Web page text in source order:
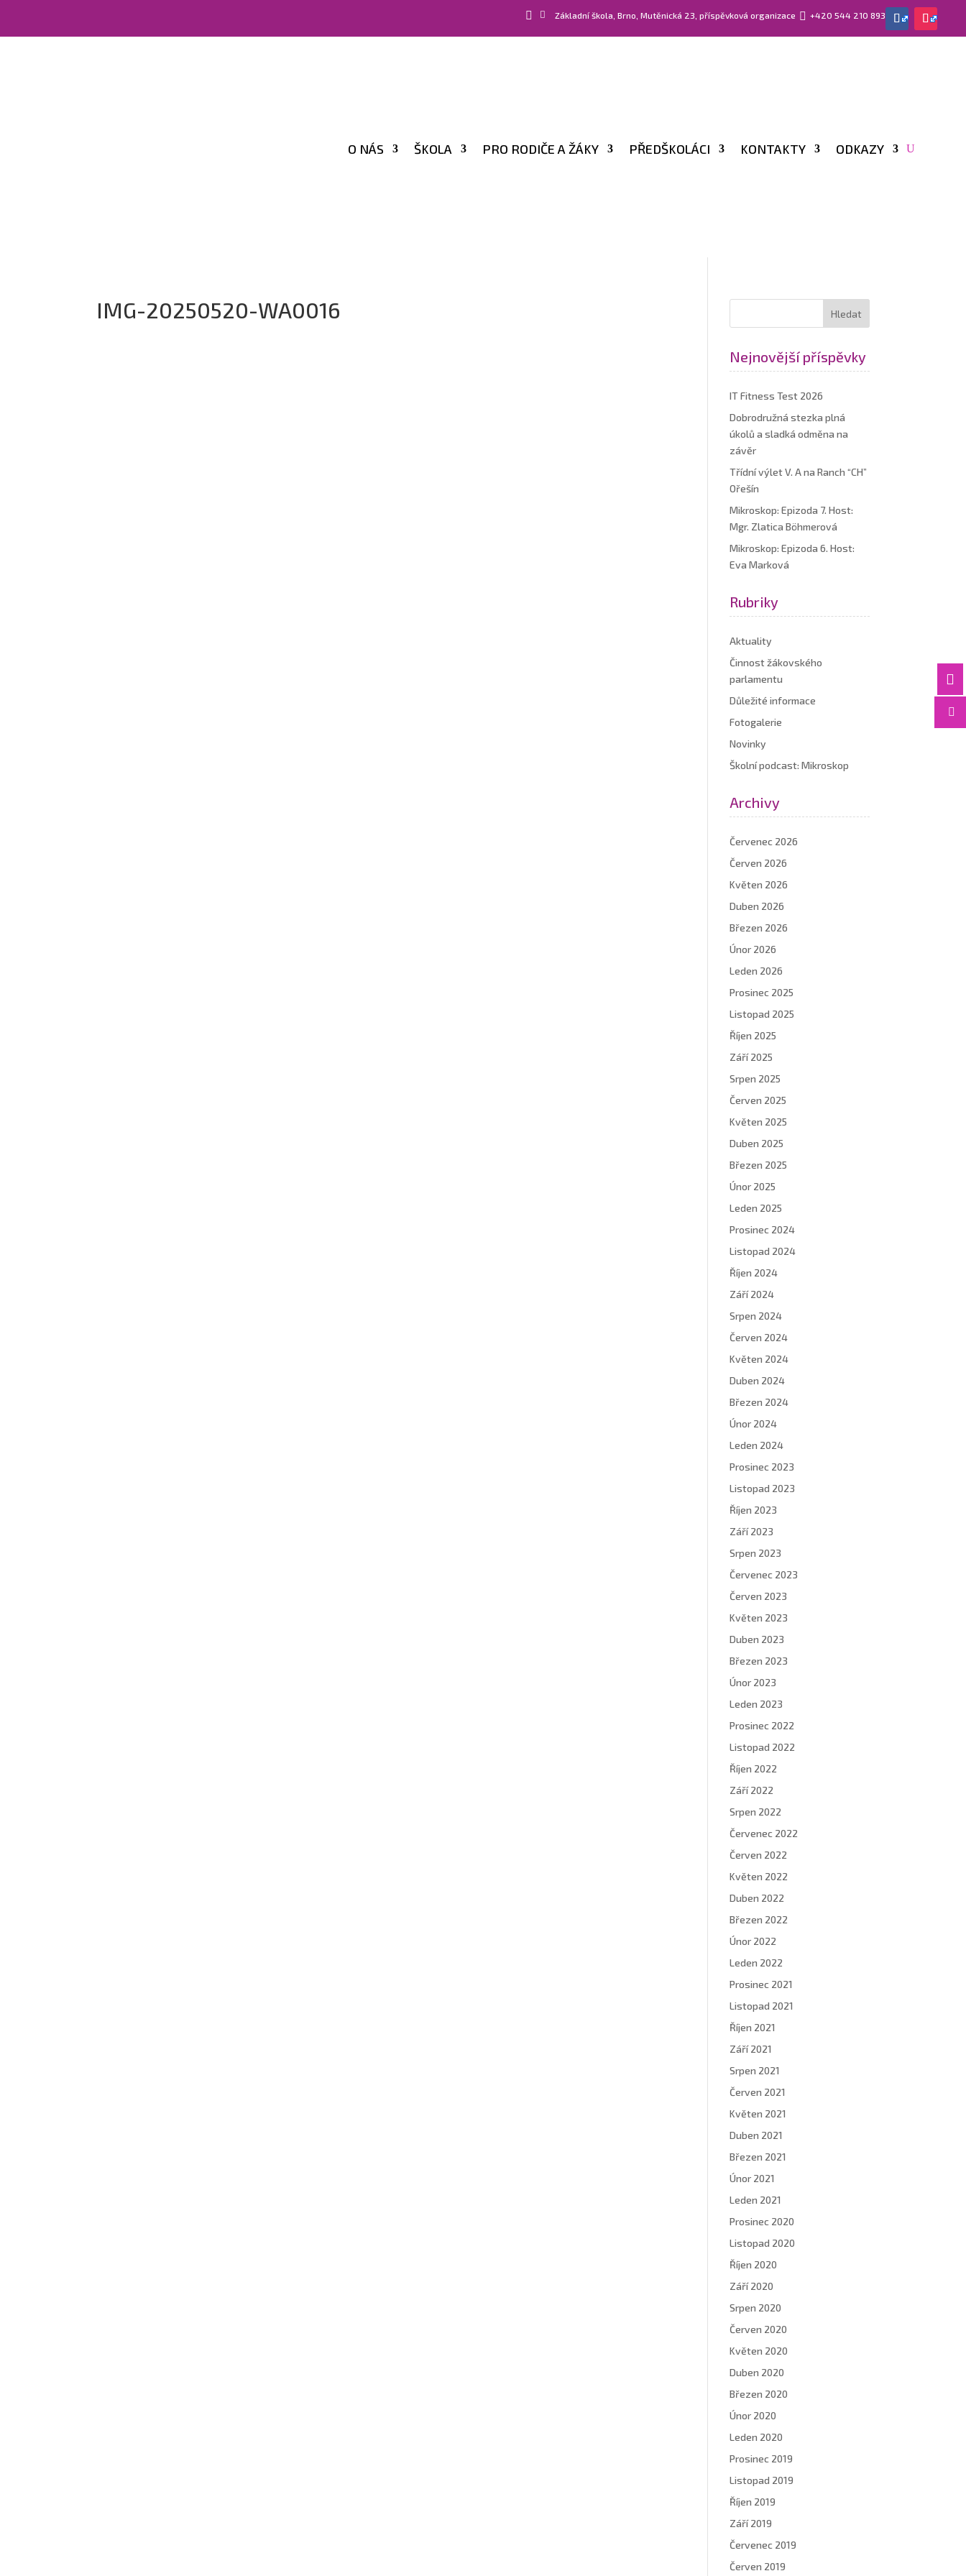
  Základní škola, Brno, Mutěnická 23, příspěvková organizace  +420 544 210 893
O NÁS ŠKOLA PRO RODIČE A ŽÁKY PŘEDŠKOLÁCI KONTAKTY ODKAZY


IMG-20250520-WA0016
Nejnovější příspěvky
IT Fitness Test 2026
Dobrodružná stezka plná
úkolů a sladká odměna na
závěr
Třídní výlet V. A na Ranch “CH”
Ořešín
Mikroskop: Epizoda 7. Host:
Mgr. Zlatica Böhmerová
Mikroskop: Epizoda 6. Host:
Eva Marková
Rubriky
Aktuality
Činnost žákovského
parlamentu
Důležité informace
Fotogalerie
Novinky
Školní podcast: Mikroskop
Archivy
Červenec 2026
Červen 2026
Květen 2026
Duben 2026
Březen 2026
Únor 2026
Leden 2026
Prosinec 2025
Listopad 2025
Říjen 2025
Září 2025
Srpen 2025
Červen 2025
Květen 2025
Duben 2025
Březen 2025
Únor 2025
Leden 2025
Prosinec 2024
Listopad 2024
Říjen 2024
Září 2024
Srpen 2024
Červen 2024
Květen 2024
Duben 2024
Březen 2024
Únor 2024
Leden 2024
Prosinec 2023
Listopad 2023
Říjen 2023
Září 2023
Srpen 2023
Červenec 2023
Červen 2023
Květen 2023
Duben 2023
Březen 2023
Únor 2023
Leden 2023
Prosinec 2022
Listopad 2022
Říjen 2022
Září 2022
Srpen 2022
Červenec 2022
Červen 2022
Květen 2022
Duben 2022
Březen 2022
Únor 2022
Leden 2022
Prosinec 2021
Listopad 2021
Říjen 2021
Září 2021
Srpen 2021
Červen 2021
Květen 2021
Duben 2021
Březen 2021
Únor 2021
Leden 2021
Prosinec 2020
Listopad 2020
Říjen 2020
Září 2020
Srpen 2020
Červen 2020
Květen 2020
Duben 2020
Březen 2020
Únor 2020
Leden 2020
Prosinec 2019
Listopad 2019
Říjen 2019
Září 2019
Červenec 2019
Červen 2019